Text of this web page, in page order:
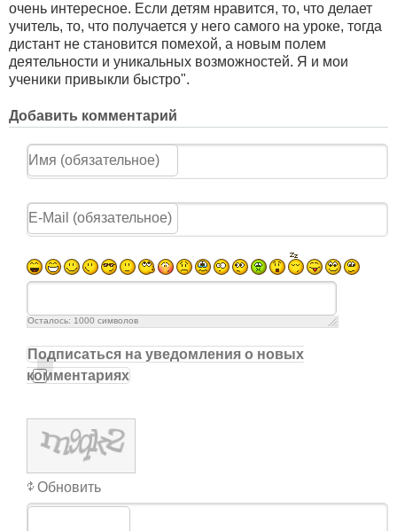
очень интересное. Если детям нравится, то, что делает
учитель, то, что получается у него самого на уроке, тогда
дистант не становится помехой, а новым полем
деятельности и уникальных возможностей. Я и мои
ученики привыкли быстро".
Добавить комментарий
Осталось: 1000 символов
Подписаться на уведомления о новых
комментариях
Обновить